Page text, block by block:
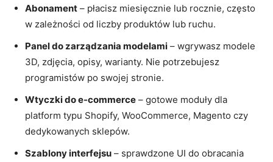
Abonament – płacisz miesięcznie lub rocznie, często
w zależności od liczby produktów lub ruchu.
Panel do zarządzania modelami – wgrywasz modele
3D, zdjęcia, opisy, warianty. Nie potrzebujesz
programistów po swojej stronie.
Wtyczki do e-commerce – gotowe moduły dla
platform typu Shopify, WooCommerce, Magento czy
dedykowanych sklepów.
Szablony interfejsu – sprawdzone UI do obracania